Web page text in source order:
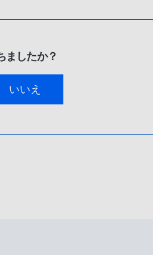
ましたか？
いいえ